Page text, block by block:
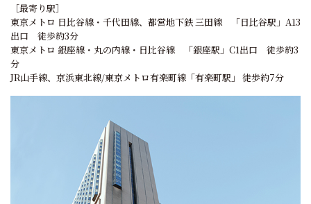
［最寄り駅］
東京メトロ 日比谷線・千代田線、都営地下鉄 三田線 「日比谷駅」A13
出口 徒歩約3分
東京メトロ 銀座線・丸の内線・日比谷線 「銀座駅」C1出口 徒歩約3
分
JR山手線、京浜東北線/東京メトロ有楽町線「有楽町駅」 徒歩約7分